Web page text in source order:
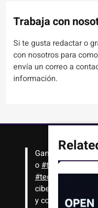
Trabaja con
Si te gusta redactar o
con nosotros para
envía un correo a
información.
Gana #Bitcoin
o#tutoriales
#tecnología,
cibernética y
y comenzar a